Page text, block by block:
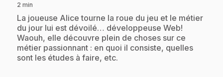
2 min
.La joueuse Alice tourne la roue du jeu et le métier
du jour lui est dévoilé… développeuse Web!
Waouh, elle découvre plein de choses sur ce
métier passionnant : en quoi il consiste, quelles
sont les études à faire, etc.